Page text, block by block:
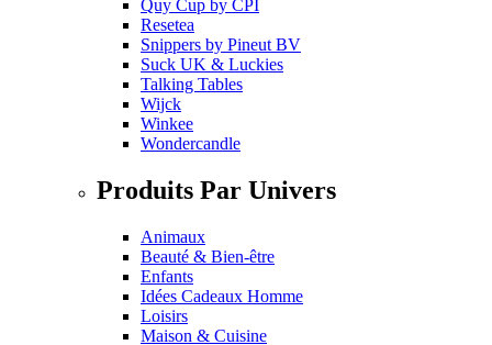
Quy Cup by CPI
Resetea
Snippers by Pineut BV
Suck UK & Luckies
Talking Tables
Wijck
Winkee
Wondercandle
Produits Par Univers
Animaux
Beauté & Bien-être
Enfants
Idées Cadeaux Homme
Loisirs
Maison & Cuisine